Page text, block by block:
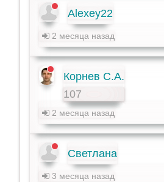
Alexey22
2 месяца назад
Корнев С.А.
107
2 месяца назад
Светлана
3 месяца назад